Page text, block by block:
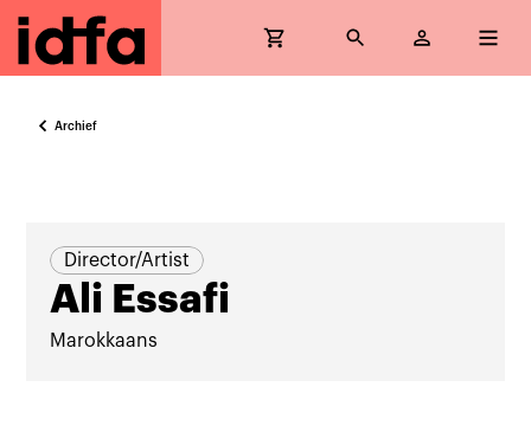
Archief
Director/Artist
Ali Essafi
Marokkaans